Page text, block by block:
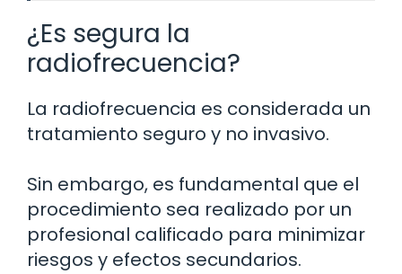
¿Es segura la
radiofrecuencia?
La radiofrecuencia es considerada un
tratamiento seguro y no invasivo.
Sin embargo, es fundamental que el
procedimiento sea realizado por un
profesional calificado para minimizar
riesgos y efectos secundarios.